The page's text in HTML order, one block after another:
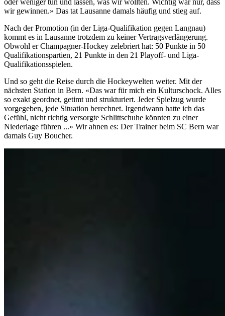
oder weniger tun und lassen, was wir wollten. Wichtig war nur, dass
wir gewinnen.» Das tat Lausanne damals häufig und stieg auf.
Nach der Promotion (in der Liga-Qualifikation gegen Langnau)
kommt es in Lausanne trotzdem zu keiner Vertragsverlängerung.
Obwohl er Champagner-Hockey zelebriert hat: 50 Punkte in 50
Qualifikationspartien, 21 Punkte in den 21 Playoff- und Liga-
Qualifikationsspielen.
Und so geht die Reise durch die Hockeywelten weiter. Mit der
nächsten Station in Bern. «Das war für mich ein Kulturschock. Alles
so exakt geordnet, getimt und strukturiert. Jeder Spielzug wurde
vorgegeben, jede Situation berechnet. Irgendwann hatte ich das
Gefühl, nicht richtig versorgte Schlittschuhe könnten zu einer
Niederlage führen ...» Wir ahnen es: Der Trainer beim SC Bern war
damals Guy Boucher.